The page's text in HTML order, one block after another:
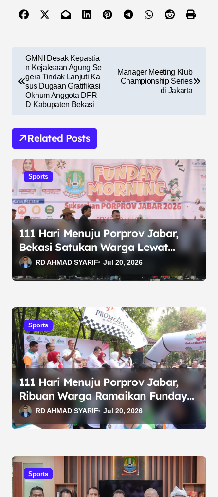
a
s
i
o
s
GMNI Desak Kepastia
n Kejaksaan Agung Se
gera Tindak Lanjuti Ka
sus Dugaan Gratifikasi
Oknum Anggota DPR
D Kabupaten Bekasi
Manager Meeting Klub
Championship Series
di Jakarta
Related Posts
Sports
111 Hari Menuju Porprov Jabar,
Bekasi Satukan Warga Lewat
Funday Morning
RD AHMAD SYARIF Jul 20, 2026
Sports
111 Hari Menuju Porprov Jabar,
Ribuan Warga Ramaikan Funday
Morning Bekasi
RD AHMAD SYARIF Jul 20, 2026
Sports